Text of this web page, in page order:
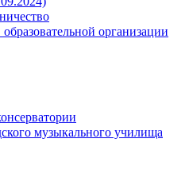
организации
музыкального училища